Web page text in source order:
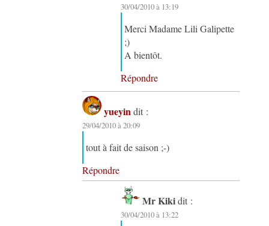
30/04/2010 à 13:19
Merci Madame Lili Galipette
;)
A bientôt.
Répondre
yueyin dit :
29/04/2010 à 20:09
tout à fait de saison ;-)
Répondre
Mr Kiki dit :
30/04/2010 à 13:22